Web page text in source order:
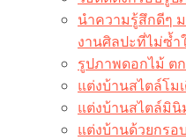
นำความรู้สึกดีๆ
งานศิลปะที่ไม่ซ้ำ
รูปภาพดอกไม้ ต
แต่งบ้านสไตล์โม
แต่งบ้านสไตล์มิ
แต่งบ้านด้วยกรอ